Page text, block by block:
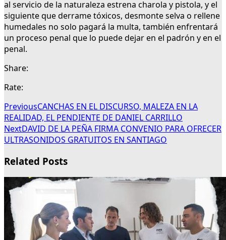
al servicio de la naturaleza estrena charola y pistola, y el
siguiente que derrame tóxicos, desmonte selva o rellene
humedales no solo pagará la multa, también enfrentará
un proceso penal que lo puede dejar en el padrón y en el
penal.
Share:
Rate:
PreviousCANCHAS EN EL DISCURSO, MALEZA EN LA
REALIDAD, EL PENDIENTE DE DANIEL CARRILLO
NextDAVID DE LA PEÑA FIRMA CONVENIO PARA OFRECER
ULTRASONIDOS GRATUITOS EN SANTIAGO
Related Posts